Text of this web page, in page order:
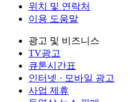
위치 및 연락처
이용 도움말
광고 및 비즈니스
TV광고
큐톤시간표
인터넷 · 모바일 광고
사업 제휴